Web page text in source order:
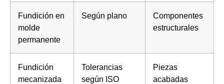
Fundición en
molde
permanente
Según plano
Componentes
estructurales
Fundición
mecanizada
Tolerancias
según ISO
Piezas
acabadas